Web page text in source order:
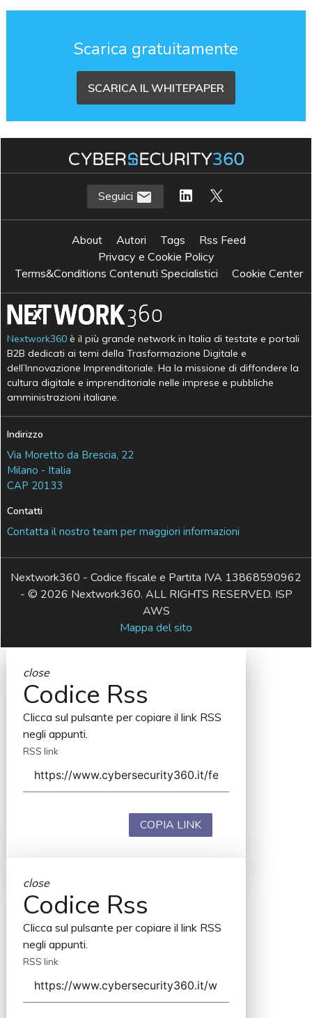
Scarica gratuitamente
SCARICA IL WHITEPAPER
Seguici
About Autori Tags
Rss Feed
Privacy e Cookie Policy
Terms&Conditions Contenuti Specialistici
Cookie Center
Nextwork360 è il più grande network in Italia di testate e portali
B2B dedicati ai temi della Trasformazione Digitale e
dell’Innovazione Imprenditoriale. Ha la missione di diffondere la
cultura digitale e imprenditoriale nelle imprese e pubbliche
amministrazioni italiane.
Indirizzo
Via Moretto da Brescia, 22
Milano - Italia
CAP 20133
Contatti
Contatta il nostro team per maggiori informazioni
Nextwork360 - Codice fiscale e Partita IVA 13868590962
- © 2026 Nextwork360. ALL RIGHTS RESERVED. ISP
AWS
Mappa del sito
close
Codice Rss
Clicca sul pulsante per copiare il link RSS
negli appunti.
RSS link
COPIA LINK
close
Codice Rss
Clicca sul pulsante per copiare il link RSS
negli appunti.
RSS link